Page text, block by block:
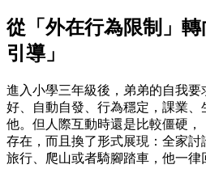
從「外在行為限制」
引導」
進入小學三年級後，弟弟的自我要
好、自動自發、行為穩定，課業
他。但人際互動時還是比較僵硬
存在，而且換了形式展現：全家
旅行、爬山或者騎腳踏車，他一律